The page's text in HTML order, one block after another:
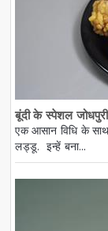
बूंदी के स्पेशल
एक आसान विधि के
लड्डू. इन्हें बना...